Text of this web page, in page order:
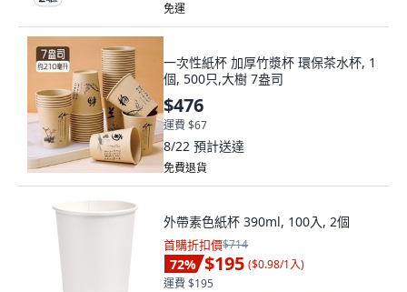
免運
一次性紙杯 加厚竹漿杯 環保茶水杯, 1
個, 500只,大樹 7盎司
$476
運費 $67
8/22 預計送達
免費退貨
外帶素色紙杯 390ml, 100入, 2個
首購折扣價$714
72% $195 ($0.98/1入)
運費 $195